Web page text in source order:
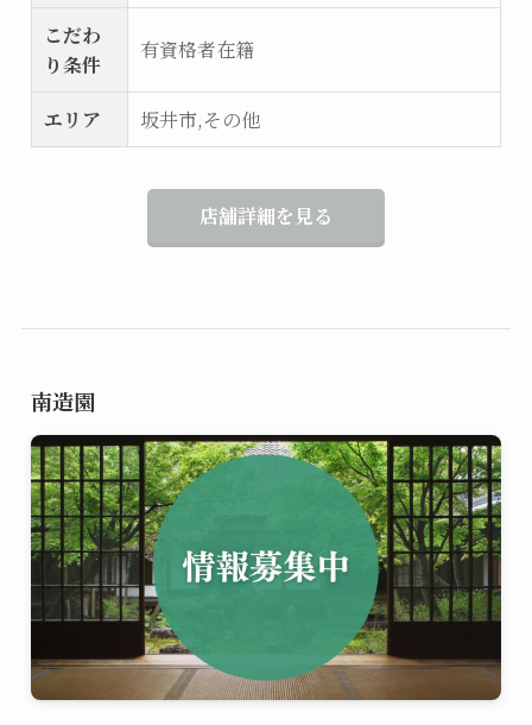
こだわ
り条件
有資格者在籍
エリア 坂井市,その他
店舗詳細を見る
南造園